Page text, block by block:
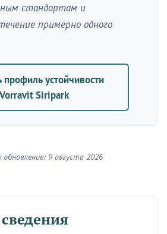
стандартам и
примерно одного
профиль устойчивости
Vorravit Siripark
обновление: 9 августа 2026